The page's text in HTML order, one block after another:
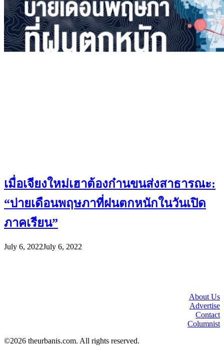
เมื่อเจียงใหม่เฮาต้องก๋านขนส่งสาธารณะ:
“บ่ายเดือนพฤษภาที่ฝนตกหนักในวันเปิด
ภาคเรียน”
July 6, 2022July 6, 2022
About Us
Advertise
Contact
Columnist
©2026 theurbanis.com. All rights reserved.